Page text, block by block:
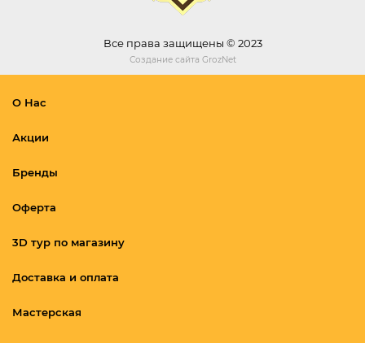
Все права защищены © 2023
Создание сайта GrozNet
О Нас
Акции
Бренды
Оферта
3D тур по магазину
Доставка и оплата
Мастерская